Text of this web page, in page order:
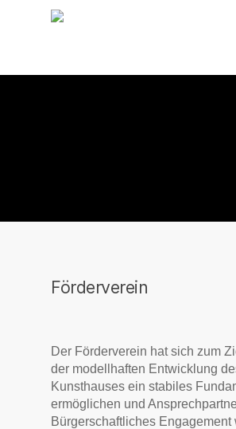
Förderverein
Der Förderverein hat sich zum
der modellhaften Entwicklung
Kunsthauses ein stabiles
ermöglichen und
Bürgerschaftliches Engagement